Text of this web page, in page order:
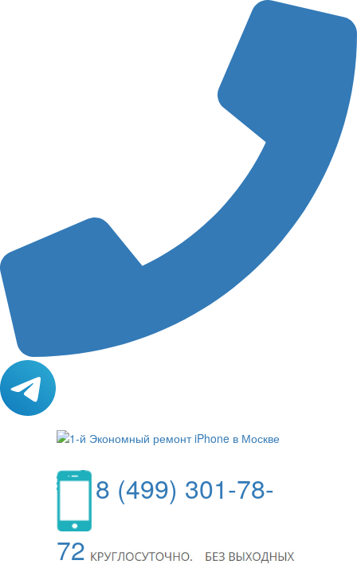
8 (499) 301-78-
72